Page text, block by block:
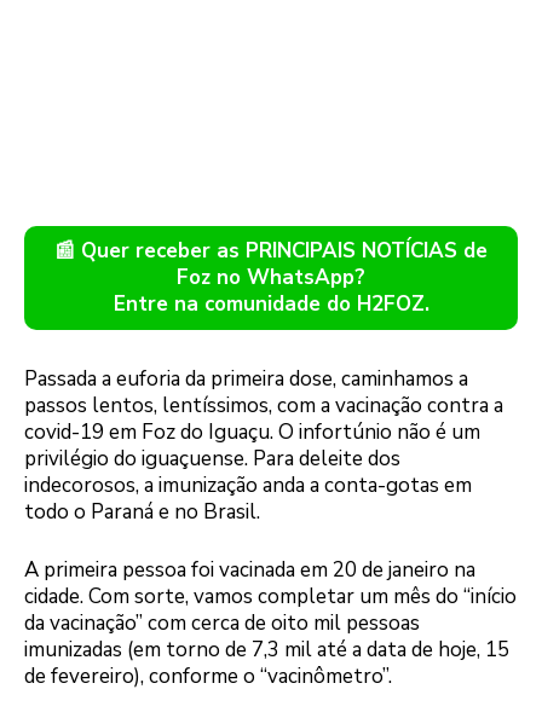
📰 Quer receber as PRINCIPAIS NOTÍCIAS de
Foz no WhatsApp?
Entre na comunidade do H2FOZ.
Passada a euforia da primeira dose, caminhamos a
passos lentos, lentíssimos, com a vacinação contra a
covid-19 em Foz do Iguaçu. O infortúnio não é um
privilégio do iguaçuense. Para deleite dos
indecorosos, a imunização anda a conta-gotas em
todo o Paraná e no Brasil.
A primeira pessoa foi vacinada em 20 de janeiro na
cidade. Com sorte, vamos completar um mês do “início
da vacinação” com cerca de oito mil pessoas
imunizadas (em torno de 7,3 mil até a data de hoje, 15
de fevereiro), conforme o “vacinômetro”.